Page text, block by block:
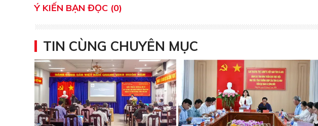
Ý KIẾN BẠN ĐỌC (0)
TIN CÙNG CHUYÊN MỤC